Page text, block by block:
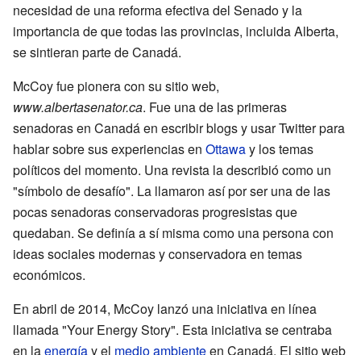
necesidad de una reforma efectiva del Senado y la
importancia de que todas las provincias, incluida Alberta,
se sintieran parte de Canadá.
McCoy fue pionera con su sitio web,
www.albertasenator.ca. Fue una de las primeras
senadoras en Canadá en escribir blogs y usar Twitter para
hablar sobre sus experiencias en Ottaway los temas
políticos del momento. Una revista la describió como un
"símbolo de desafío". La llamaron así por ser una de las
pocas senadoras conservadoras progresistas que
quedaban. Se definía a sí misma como una persona con
ideas sociales modernas y conservadora en temas
económicos.
En abril de 2014, McCoy lanzó una iniciativa en línea
llamada "Your Energy Story". Esta iniciativa se centraba
en laenergíay el medio ambienteen Canadá. El sitio web